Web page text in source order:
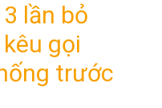
lần bỏ
gọi
trước